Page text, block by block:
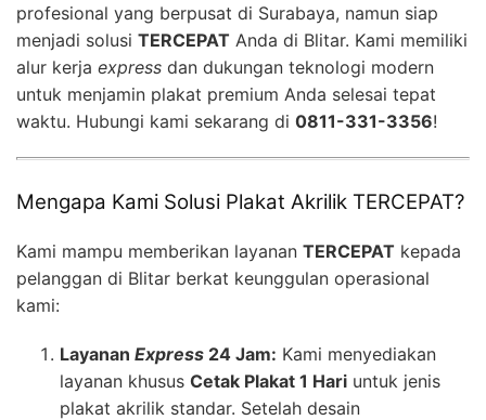
profesional yang berpusat di Surabaya, namun siap
menjadi solusi TERCEPAT Anda di Blitar. Kami memiliki
alur kerja express dan dukungan teknologi modern
untuk menjamin plakat premium Anda selesai tepat
waktu. Hubungi kami sekarang di 0811-331-3356!
Mengapa Kami Solusi Plakat Akrilik TERCEPAT?
Kami mampu memberikan layanan TERCEPAT kepada
pelanggan di Blitar berkat keunggulan operasional
kami:
Layanan Express 24 Jam: Kami menyediakan
layanan khusus Cetak Plakat 1 Hari untuk jenis
plakat akrilik standar. Setelah desain